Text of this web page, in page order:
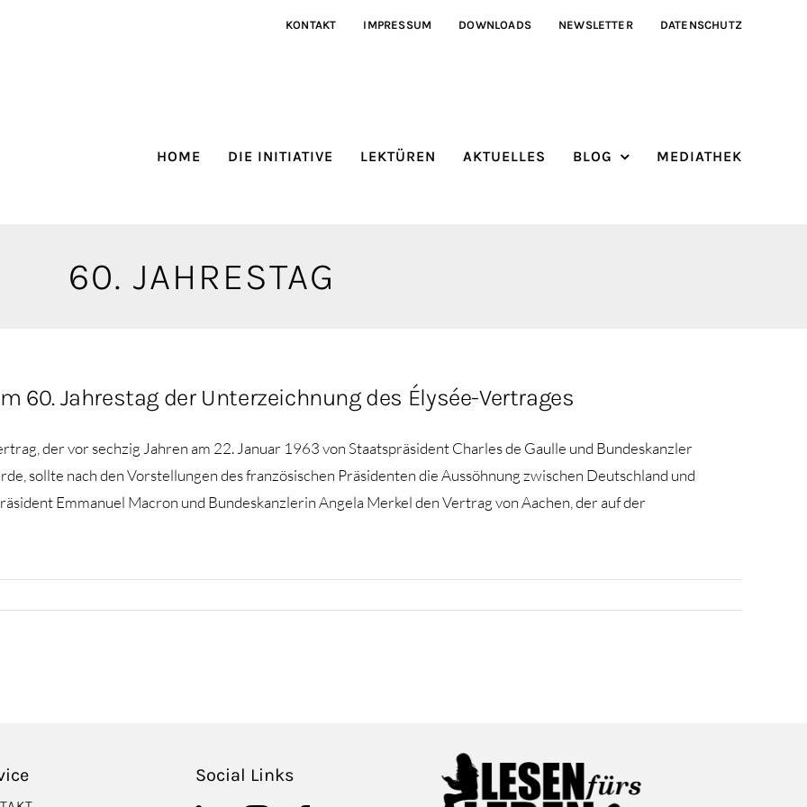
KONTAKT IMPRESSUM DOWNLOADS NEWSLETTER DATENSCHUTZ
HOME DIE INITIATIVE LEKTÜREN AKTUELLES BLOG MEDIATHEK
60. JAHRESTAG
60. Jahrestag der Unterzeichnung des Élysée-Vertrages
der vor sechzig Jahren am 22. Januar 1963 von Staatspräsident Charles de Gaulle und Bundeskanzler
sollte nach den Vorstellungen des französischen Präsidenten die Aussöhnung zwischen Deutschland und
Emmanuel Macron und Bundeskanzlerin Angela Merkel den Vertrag von Aachen, der auf der
Social Links